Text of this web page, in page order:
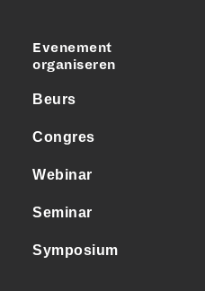
Evenement
organiseren
Beurs
Congres
Webinar
Seminar
Symposium